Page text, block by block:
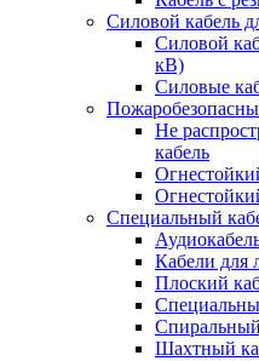
Силовой кабель
Силовой
кВ)
Силовые
Не
кабель
Специальный
Кабели для
Плоский
Шахтный